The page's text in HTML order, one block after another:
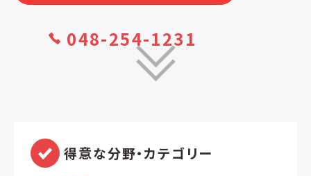
048-254-1231
得意な分野・カテゴリー